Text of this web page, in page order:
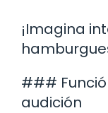
¡Imagina
###
audición